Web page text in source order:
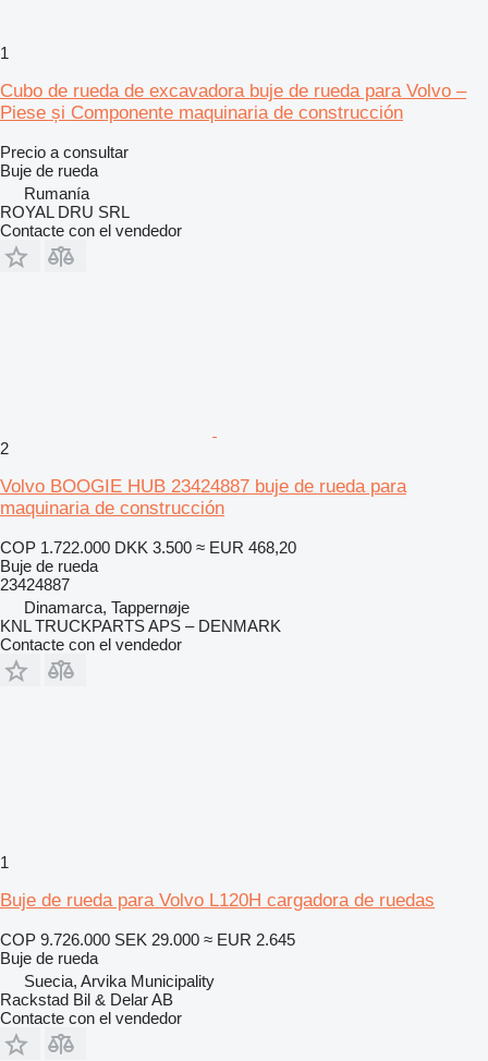
1
Cubo de rueda de excavadora buje de rueda para Volvo –
Piese și Componente maquinaria de construcción
Precio a consultar
Buje de rueda
Rumanía
ROYAL DRU SRL
Contacte con el vendedor
2
Volvo BOOGIE HUB 23424887 buje de rueda para
maquinaria de construcción
COP 1.722.000 DKK 3.500 ≈ EUR 468,20
Buje de rueda
23424887
Dinamarca, Tappernøje
KNL TRUCKPARTS APS – DENMARK
Contacte con el vendedor
1
Buje de rueda para Volvo L120H cargadora de ruedas
COP 9.726.000 SEK 29.000 ≈ EUR 2.645
Buje de rueda
Suecia, Arvika Municipality
Rackstad Bil & Delar AB
Contacte con el vendedor